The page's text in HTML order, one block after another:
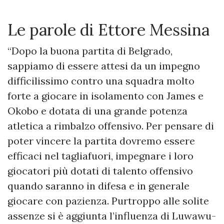
Le parole di Ettore Messina
“Dopo la buona partita di Belgrado,
sappiamo di essere attesi da un impegno
difficilissimo contro una squadra molto
forte a giocare in isolamento con James e
Okobo e dotata di una grande potenza
atletica a rimbalzo offensivo. Per pensare di
poter vincere la partita dovremo essere
efficaci nel tagliafuori, impegnare i loro
giocatori più dotati di talento offensivo
quando saranno in difesa e in generale
giocare con pazienza. Purtroppo alle solite
assenze si è aggiunta l’influenza di Luwawu-